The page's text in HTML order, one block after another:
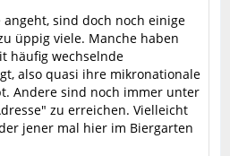
sind doch noch einige
üppig viele. Manche haben
häufig wechselnde
also quasi ihre mikronationale
Andere sind noch immer unter
zu erreichen. Vielleicht
jener mal hier im Biergarten